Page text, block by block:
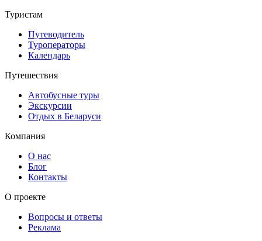
Туристам
Путеводитель
Туроператоры
Календарь
Путешествия
Автобусные туры
Экскурсии
Отдых в Беларуси
Компания
О нас
Блог
Контакты
О проекте
Вопросы и ответы
Реклама